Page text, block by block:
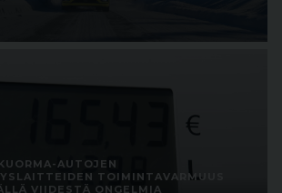
AUTOJEN
TOIMINTAVARMUUS
VIIDESTÄ ONGELMIA